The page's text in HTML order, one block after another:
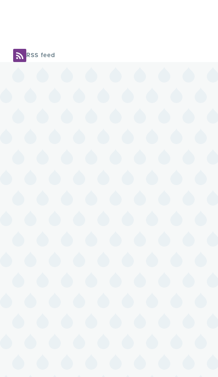
RSS feed